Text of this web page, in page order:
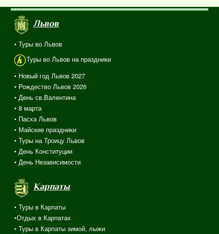
Львов
• Туры во Львов
Туры во Львов на праздники
• Новый год Львов 2027
• Рождество Львов 2026
• День св.Валентина
• 8 марта
• Пасха Львов
• Майские праздники
• Туры на Троицу Львов
• День Конституции
• День Независимости
Карпаты
• Туры в Карпаты
•Отдых в Карпатах
• Туры в Карпаты зимой, лыжи